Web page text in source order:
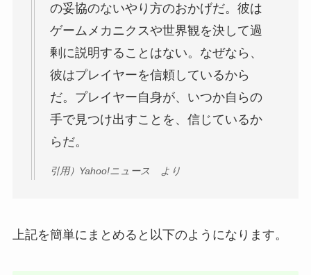
の妥協のないやり方のおかげだ。彼は
ゲームメカニクスや世界観を決して過
剰に説明することはない。なぜなら、
彼はプレイヤーを信頼しているから
だ。プレイヤー自身が、いつか自らの
手で見つけ出すことを、信じているか
らだ。
引用）Yahoo!ニュース より
上記を簡単にまとめると以下のようになります。